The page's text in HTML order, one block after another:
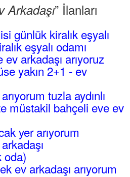
Arkadaşı” İlanları
günlük kiralık eşyalı
eşyalı odamı
arkadaşı arıyoruz
yakın 2+1 - ev
tuzla aydınlı
müstakil bahçeli eve ev
yer arıyorum
oda)
ev arkadaşı arıyorum